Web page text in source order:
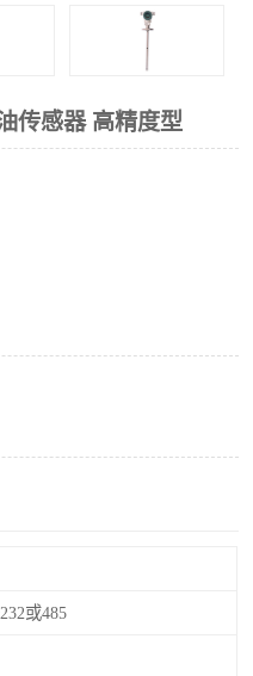
传感器 高精度型
或485